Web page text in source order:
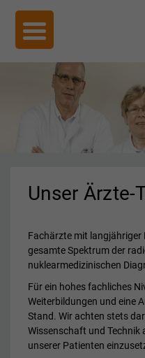
Unser Ärzte-
Fachärzte mit langjähriger
gesamte Spektrum der
nuklearmedizinischen
Für ein hohes fachliches
Weiterbildungen und eine
Stand. Wir achten stets
Wissenschaft und Technik
unserer Patienten